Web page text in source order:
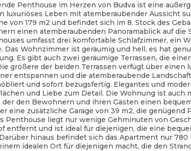
Penthouse im Herzen von Budva ist eine
luxuriöses Leben mit atemberaubender Aussicht
von 179 m2 und befindet sich im 8. Stock des
einen atemberaubenden Panoramablick auf die
umfasst drei komfortable Schlafzimmer, ein
Das Wohnzimmer ist geräumig und hell, es hat
Es gibt auch zwei geräumige Terrassen, die
größere der beiden Terrassen verfügt über einen
entspannen und die atemberaubende
und sofort bezugsfertig. Elegantes und
und Liebe zum Detail. Die Wohnung ist auch
der den Bewohnern und ihren Gästen einen
eine zusätzliche Garage von 39 m2, die genügend
Penthouse liegt nur wenige Gehminuten von
entfernt und ist ideal für diejenigen, die eine
hinaus befindet sich das Apartment nur 780
idealen Ort für diejenigen macht, die den